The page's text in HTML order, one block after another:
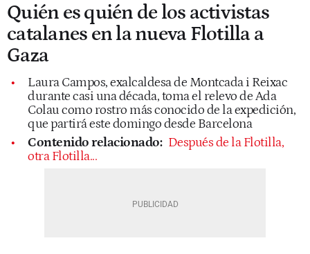
Quién es quién de los activistas
catalanes en la nueva Flotilla a
Gaza
Laura Campos, exalcaldesa de Montcada i Reixac
durante casi una década, toma el relevo de Ada
Colau como rostro más conocido de la expedición,
que partirá este domingo desde Barcelona
Contenido relacionado: Después de la Flotilla,
otra Flotilla...